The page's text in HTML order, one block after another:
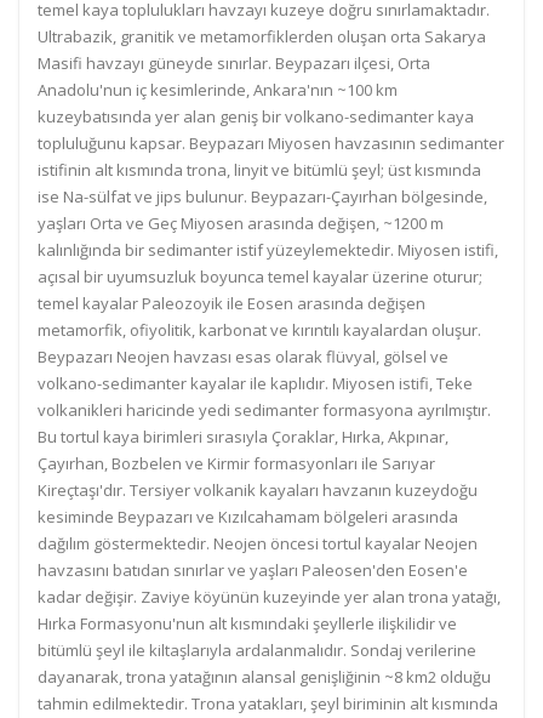
temel kaya toplulukları havzayı kuzeye doğru sınırlamaktadır.
Ultrabazik, granitik ve metamorfiklerden oluşan orta Sakarya
Masifi havzayı güneyde sınırlar. Beypazarı ilçesi, Orta
Anadolu'nun iç kesimlerinde, Ankara'nın ~100 km
kuzeybatısında yer alan geniş bir volkano-sedimanter kaya
topluluğunu kapsar. Beypazarı Miyosen havzasının sedimanter
istifinin alt kısmında trona, linyit ve bitümlü şeyl; üst kısmında
ise Na-sülfat ve jips bulunur. Beypazarı-Çayırhan bölgesinde,
yaşları Orta ve Geç Miyosen arasında değişen, ~1200 m
kalınlığında bir sedimanter istif yüzeylemektedir. Miyosen istifi,
açısal bir uyumsuzluk boyunca temel kayalar üzerine oturur;
temel kayalar Paleozoyik ile Eosen arasında değişen
metamorfik, ofiyolitik, karbonat ve kırıntılı kayalardan oluşur.
Beypazarı Neojen havzası esas olarak flüvyal, gölsel ve
volkano-sedimanter kayalar ile kaplıdır. Miyosen istifi, Teke
volkanikleri haricinde yedi sedimanter formasyona ayrılmıştır.
Bu tortul kaya birimleri sırasıyla Çoraklar, Hırka, Akpınar,
Çayırhan, Bozbelen ve Kirmir formasyonları ile Sarıyar
Kireçtaşı'dır. Tersiyer volkanik kayaları havzanın kuzeydoğu
kesiminde Beypazarı ve Kızılcahamam bölgeleri arasında
dağılım göstermektedir. Neojen öncesi tortul kayalar Neojen
havzasını batıdan sınırlar ve yaşları Paleosen'den Eosen'e
kadar değişir. Zaviye köyünün kuzeyinde yer alan trona yatağı,
Hırka Formasyonu'nun alt kısmındaki şeyllerle ilişkilidir ve
bitümlü şeyl ile kiltaşlarıyla ardalanmalıdır. Sondaj verilerine
dayanarak, trona yatağının alansal genişliğinin ~8 km2 olduğu
tahmin edilmektedir. Trona yatakları, şeyl biriminin alt kısmında